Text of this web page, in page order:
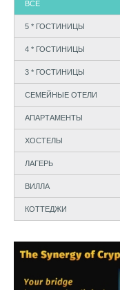
ВСЕ
5 * ГОСТИНИЦЫ
4 * ГОСТИНИЦЫ
3 * ГОСТИНИЦЫ
СЕМЕЙНЫЕ ОТЕЛИ
АПАРТАМЕНТЫ
ХОСТЕЛЫ
ЛАГЕРЬ
ВИЛЛА
КОТТЕДЖИ